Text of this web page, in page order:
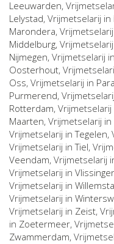
Leeuwarden,
Lelystad, Vrijmetselarij in
Marondera,
Middelburg,
Nijmegen, Vrijmetselarij in
Oosterhout,
Oss, Vrijmetselarij in
Purmerend,
Rotterdam, Vrijmetselarij
Maarten, Vrijmetselarij in
Vrijmetselarij inTegelen,
Vrijmetselarij inTiel,
Veendam, Vrijmetselarij
Vrijmetselarij in
Vrijmetselarij in
Vrijmetselarij in
Vrijmetselarij in Zeist,
in Zoetermeer,
Zwammerdam,